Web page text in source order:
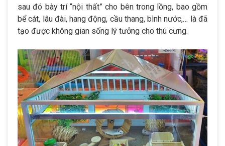
sau đó bày trí “nội thất” cho bên trong lồng, bao gồm
bể cát, lâu đài, hang động, cầu thang, bình nước,… là đã
tạo được không gian sống lý tưởng cho thú cưng.